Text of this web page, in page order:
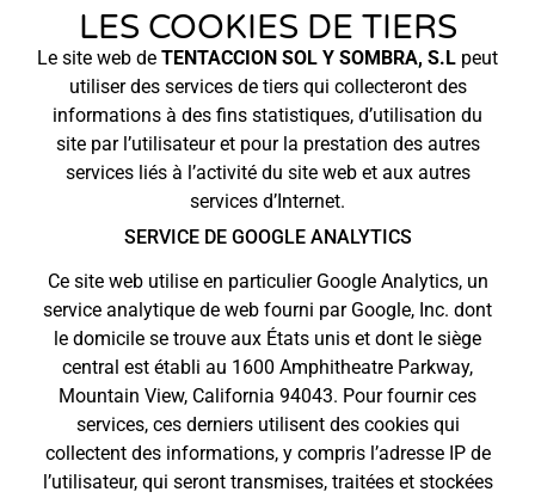
LES COOKIES DE TIERS
Le site web de TENTACCION SOL Y SOMBRA, S.L peut
utiliser des services de tiers qui collecteront des
informations à des fins statistiques, d’utilisation du
site par l’utilisateur et pour la prestation des autres
services liés à l’activité du site web et aux autres
services d’Internet.
SERVICE DE GOOGLE ANALYTICS
Ce site web utilise en particulier Google Analytics, un
service analytique de web fourni par Google, Inc. dont
le domicile se trouve aux États unis et dont le siège
central est établi au 1600 Amphitheatre Parkway,
Mountain View, California 94043. Pour fournir ces
services, ces derniers utilisent des cookies qui
collectent des informations, y compris l’adresse IP de
l’utilisateur, qui seront transmises, traitées et stockées